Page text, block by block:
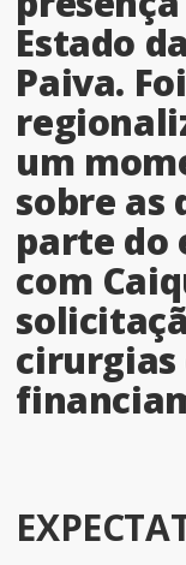
Estado
Paiva.
um
sobre as
parte do
com
cirurgias